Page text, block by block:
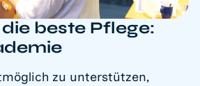
beste Pflege:
zu unterstützen,